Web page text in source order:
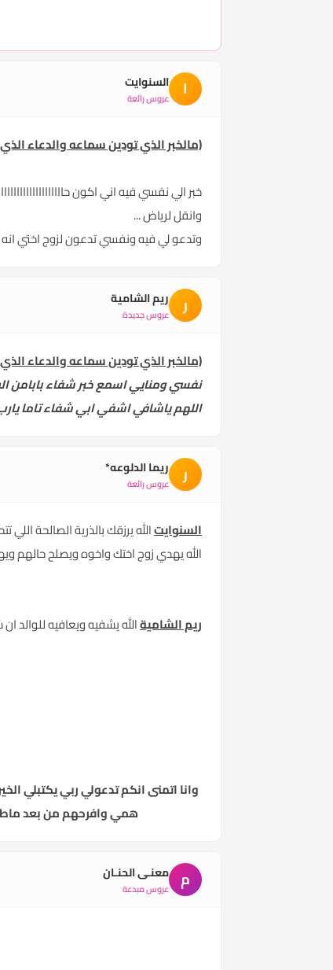
ا السنوايت
عروس رائعة
(مالخبر الذي تودين سماعه والدعاء
خبر الي نفسي فيه اني اكون
وانقل لرياض ...
وتدعو لي فيه ونفسي تدعون لزوج اختي
ر ريم الشامية
عروس جديدة
(مالخبر الذي تودين سماعه والدعاء
نفسي ومنايي اسمع خبر شفاء بابامن
اللهم ياشافي اشفي ابي شفاء تاما يارب
ر ريما الدلوعه*
عروس رائعة
السنوايتالله يرزقك بالذرية الصالحة
الله يهدي زوج اختك واخوه ويصلح حالهم
ريم الشاميةالله يشفيه ويعافيه للوالد
وانا اتمنى انكم تدعولي ربي يكتبلي
همي وافرحهم من بعد
م معنـى الحنـان
عروس مبدعة